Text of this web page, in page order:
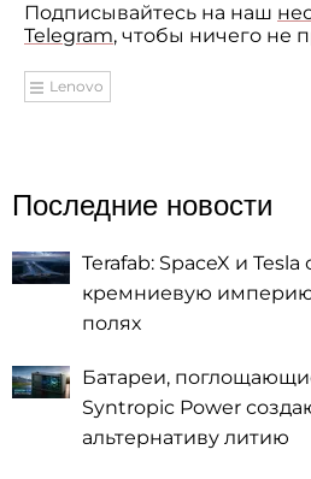
Подписывайтесь на наш
Telegram, чтобы ничего не
Lenovo
Последние новости
Terafab: SpaceX и
кремниевую империю
полях
Батареи,
Syntropic Power
альтернативу литию